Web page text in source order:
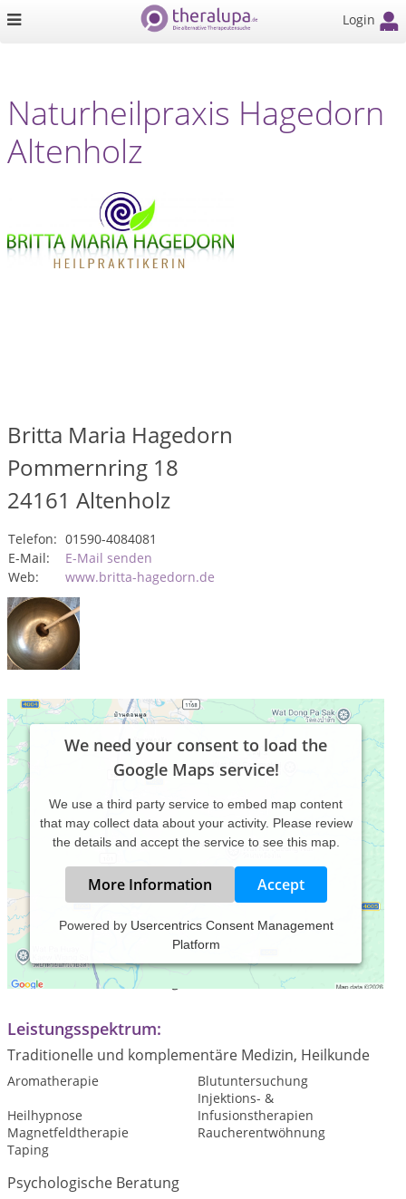
Login
Naturheilpraxis Hagedorn
Altenholz
Britta Maria Hagedorn
Pommernring 18
24161 Altenholz
Telefon: 01590-4084081
E-Mail:
E-Mail senden
Web:
www.britta-hagedorn.de
We need your consent to load the
Google Maps service!
We use a third party service to embed map content
that may collect data about your activity. Please review
the details and accept the service to see this map.
More Information Accept
Powered by Usercentrics Consent Management
Platform
Praxiszeiten:
Termine nach Vereinbarung
Leistungsspektrum:
Traditionelle und komplementäre Medizin, Heilkunde
Aromatherapie
Blutuntersuchung
Heilhypnose
Injektions- &
Infusionstherapien
Magnetfeldtherapie
Raucherentwöhnung
Taping
Psychologische Beratung